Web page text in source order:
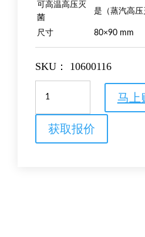
可高温高压灭
菌
是（蒸汽高压
尺寸 80×90 mm
SKU： 10600116
Protran
NC
白
马上
获取报价